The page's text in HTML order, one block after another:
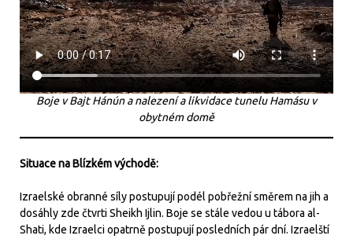
Boje v Bajt Hánún a nalezení a likvidace tunelu Hamásu v
obytném domě
Situace na Blízkém východě:
Izraelské obranné síly postupují podél pobřežní směrem na jih a
dosáhly zde čtvrti Sheikh Ijlin. Boje se stále vedou u tábora al-
Shati, kde Izraelci opatrně postupují posledních pár dní. Izraelští